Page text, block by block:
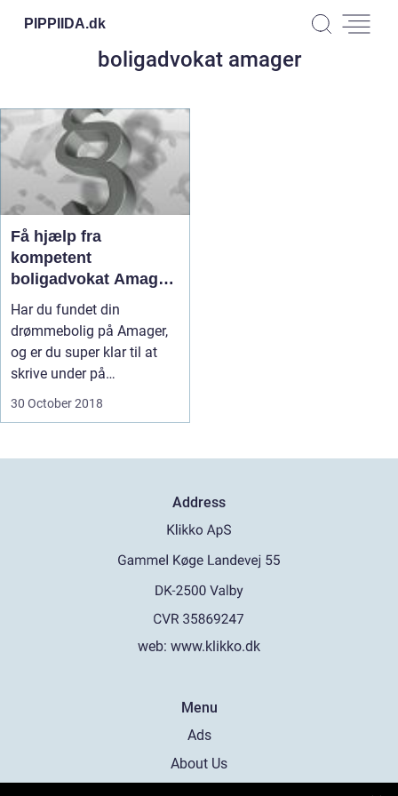
PIPPIIDA.dk
boligadvokat amager
Få hjælp fra
kompetent
boligadvokat Amager,
når du skal købe bolig
Har du fundet din
drømmebolig på Amager,
og er du super klar til at
skrive under på
købsaftalen? Føl...
30 October 2018
Address
web: www.klikko.dk
Menu
Ads
About Us